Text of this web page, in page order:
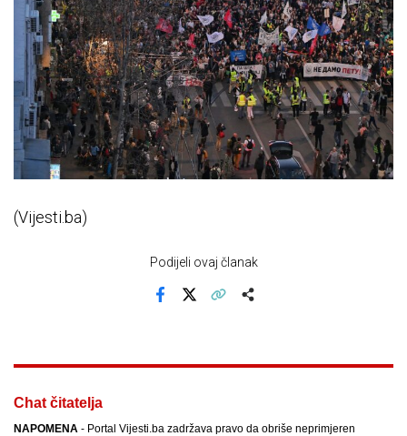
(Vijesti.ba)
Podijeli ovaj članak
Chat čitatelja
NAPOMENA - Portal Vijesti.ba zadržava pravo da obriše neprimjeren